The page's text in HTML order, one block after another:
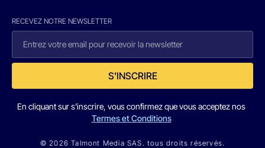
RECEVEZ NOTRE NEWSLETTER
S'INSCRIRE
En cliquant sur s'inscrire, vous confirmez que vous acceptez nos
Termes et Conditions
© 2026 Talmont Media SAS. tous droits réservés.